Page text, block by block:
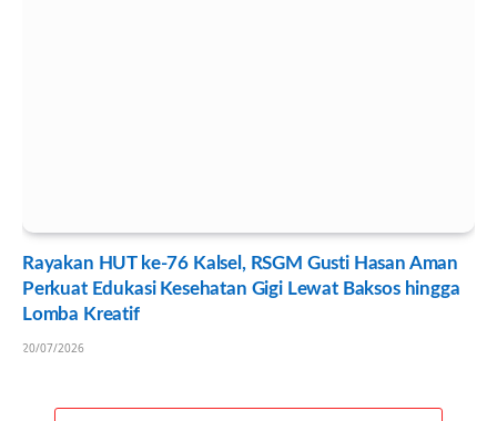
Rayakan HUT ke-76 Kalsel, RSGM Gusti Hasan Aman
Perkuat Edukasi Kesehatan Gigi Lewat Baksos hingga
Lomba Kreatif
20/07/2026